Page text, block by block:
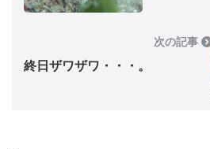
次の記事
終日ザワザワ・・・。